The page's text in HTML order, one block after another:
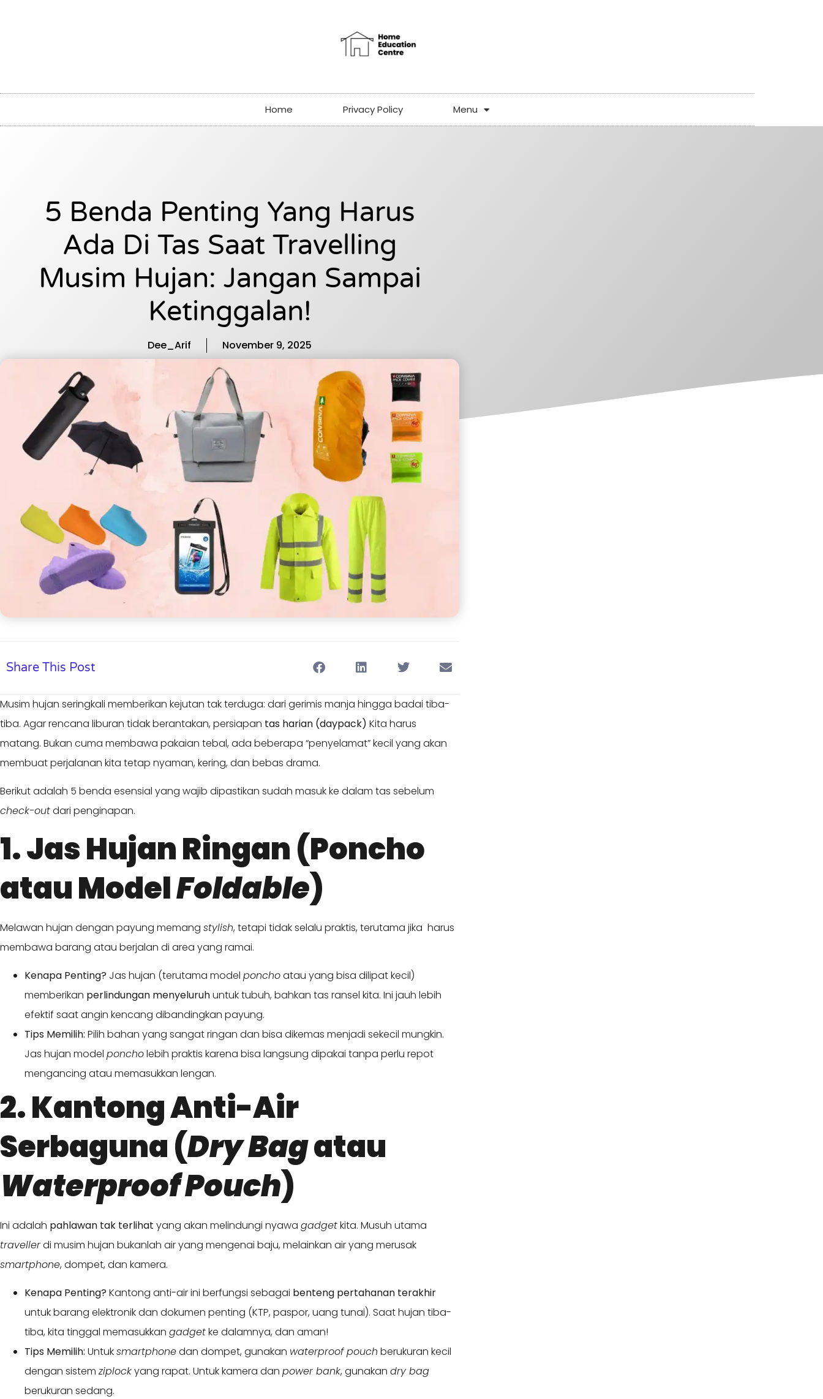
Home Privacy Policy Menu
5 Benda Penting Yang Harus
Ada Di Tas Saat Travelling
Musim Hujan: Jangan Sampai
Ketinggalan!
Dee_Arif November 9, 2025
Share This Post
Musim hujan seringkali memberikan kejutan tak terduga: dari gerimis manja hingga badai tiba-
tiba. Agar rencana liburan tidak berantakan, persiapan tas harian (daypack) Kita harus
matang. Bukan cuma membawa pakaian tebal, ada beberapa “penyelamat” kecil yang akan
membuat perjalanan kita tetap nyaman, kering, dan bebas drama.
Berikut adalah 5 benda esensial yang wajib dipastikan sudah masuk ke dalam tas sebelum
check-outdari penginapan.
1. Jas Hujan Ringan (Poncho
atau ModelFoldable)
Melawan hujan dengan payung memang stylish, tetapi tidak selalu praktis, terutama jika harus
membawa barang atau berjalan di area yang ramai.
Kenapa Penting? Jas hujan (terutama model ponchoatau yang bisa dilipat kecil)
memberikan perlindungan menyeluruhuntuk tubuh, bahkan tas ransel kita. Ini jauh lebih
efektif saat angin kencang dibandingkan payung.
Tips Memilih: Pilih bahan yang sangat ringan dan bisa dikemas menjadi sekecil mungkin.
Jas hujan model poncholebih praktis karena bisa langsung dipakai tanpa perlu repot
mengancing atau memasukkan lengan.
2. Kantong Anti-Air
Serbaguna (Dry Bagatau
Waterproof Pouch)
Ini adalah pahlawan tak terlihat yang akan melindungi nyawa gadgetkita. Musuh utama
travellerdi musim hujan bukanlah air yang mengenai baju, melainkan air yang merusak
smartphone, dompet, dan kamera.
Kenapa Penting? Kantong anti-air ini berfungsi sebagai benteng pertahanan terakhir
untuk barang elektronik dan dokumen penting (KTP, paspor, uang tunai). Saat hujan tiba-
tiba, kita tinggal memasukkan gadgetke dalamnya, dan aman!
Tips Memilih: Untuksmartphonedan dompet, gunakan waterproof pouch berukuran kecil
dengan sistemziplockyang rapat. Untuk kamera dan power bank, gunakan dry bag
berukuran sedang.